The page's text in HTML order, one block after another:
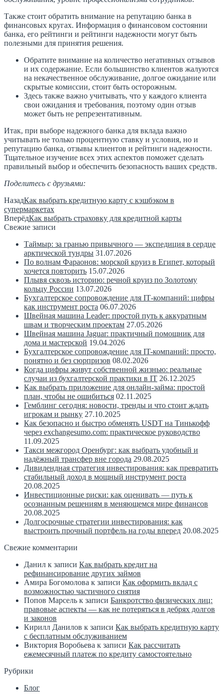
Также стоит обратить внимание на репутацию банка в
финансовых кругах. Информация о финансовом состоянии
банка, его рейтинги и рейтинги надежности могут быть
полезными для принятия решения.
Обратите внимание на количество негативных отзывов
и их содержание. Если большинство клиентов жалуются
на некачественное обслуживание, долгое ожидание или
скрытые комиссии, стоит быть осторожным.
Здесь также важно учитывать, что у каждого клиента
свои ожидания и требования, поэтому один отзыв
может быть не репрезентативным.
Итак, при выборе надежного банка для вклада важно
учитывать не только процентную ставку и условия, но и
репутацию банка, отзывы клиентов и рейтинги надежности.
Тщательное изучение всех этих аспектов поможет сделать
правильный выбор и обеспечить безопасность ваших средств.
Поделитесь с друзьями:
НазадКак выбрать кредитную карту с кэшбэком в
супермаркетах
ВперёдКак выбрать страховку для кредитной карты
Свежие записи
Таймыр: за гранью привычного — экспедиция в сердце
арктической тундры 31.07.2026
По волнам Фараонов: морской круиз в Египет, который
хочется повторить 15.07.2026
Плывя сквозь историю: речной круиз по Золотому
кольцу России 13.07.2026
Бухгалтерское сопровождение для IT‑компаний: цифры
как инструмент роста 06.07.2026
Швейная машина Leader: простой путь к аккуратным
швам и творческим проектам 27.05.2026
Швейная машина Jaguar: практичный помощник для
дома и мастерской 19.04.2026
Бухгалтерское сопровождение для IT-компаний: просто,
понятно и без сюрпризов 08.02.2026
Когда цифры живут собственной жизнью: реальные
случаи из бухгалтерской практики в IT 26.12.2025
Как выбрать приложение для онлайн-займа: простой
план, чтобы не ошибиться 02.11.2025
Гемблинг сегодня: новости, тренды и что стоит ждать
игрокам и рынку 27.10.2025
Как безопасно и быстро обменять USDT на Тинькофф
через exchangesumo.com: практическое руководство
11.09.2025
Такси межгород Оренбург: как выбрать удобный и
надёжный трансфер вне города 29.08.2025
Дивидендная стратегия инвестирования: как превратить
стабильный доход в мощный инструмент роста
20.08.2025
Инвестиционные риски: как оценивать — путь к
осознанным решениям в меняющемся мире финансов
20.08.2025
Долгосрочные стратегии инвестирования: как
выстроить прочный портфель на годы вперед 20.08.2025
Свежие комментарии
Данил к записи Как выбрать кредит на
рефинансирование других займов
Амира Богомолова к записи Как оформить вклад с
возможностью частичного снятия
Попов Марсель к записи Банкротство физических лиц:
правовые аспекты — как не потеряться в дебрях долгов
и законов
Кирилл Данилов к записи Как выбрать кредитную карту
с бесплатным обслуживанием
Виктория Воробьева к записи Как рассчитать
ежемесячный платеж по кредиту самостоятельно
Рубрики
Блог